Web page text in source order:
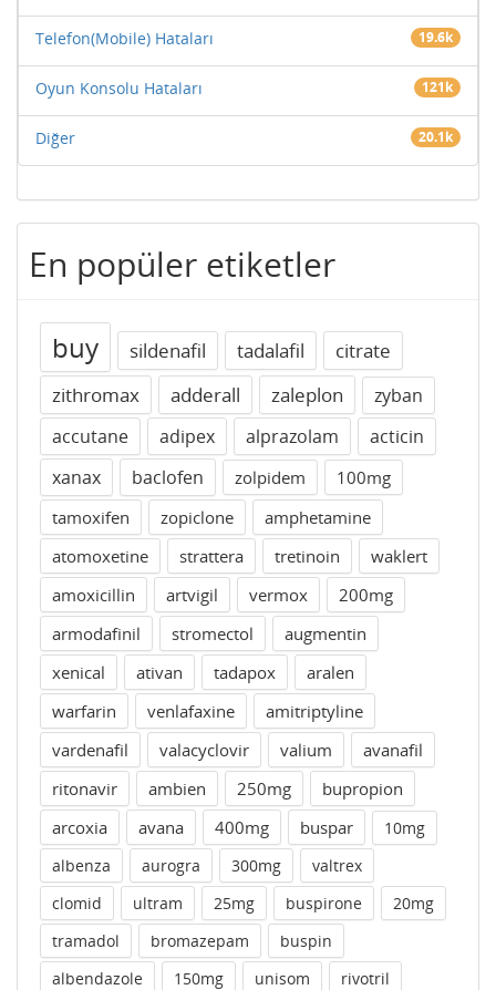
Telefon(Mobile) Hataları 19.6k
Oyun Konsolu Hataları 121k
Diğer 20.1k
En popüler etiketler
buy sildenafil tadalafil
citrate
zithromax
adderall zaleplon
zyban
accutane
adipex alprazolam
acticin
xanax
baclofen zolpidem
100mg
tamoxifen
zopiclone
amphetamine
atomoxetine
strattera tretinoin
waklert
amoxicillin
artvigil vermox
200mg
armodafinil
stromectol
augmentin
xenical
ativan tadapox
aralen
warfarin
venlafaxine
amitriptyline
vardenafil
valacyclovir valium
avanafil
ritonavir
ambien 250mg
bupropion
arcoxia
avana 400mg buspar
10mg
albenza
aurogra 300mg
valtrex
clomid
ultram 25mg buspirone
20mg
tramadol
bromazepam
buspin
albendazole
150mg unisom
rivotril